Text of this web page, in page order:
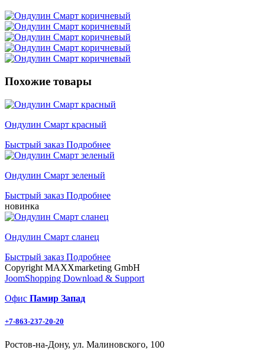
Похожие товары
Ондулин Смарт красный
Быстрый заказ Подробнее
Ондулин Смарт зеленый
Быстрый заказ Подробнее
новинка
Ондулин Смарт сланец
Быстрый заказ Подробнее
Copyright MAXXmarketing GmbH
JoomShopping Download & Support
Офис Памир Запад
+7-863-237-20-20
Ростов-на-Дону, ул. Малиновского, 100